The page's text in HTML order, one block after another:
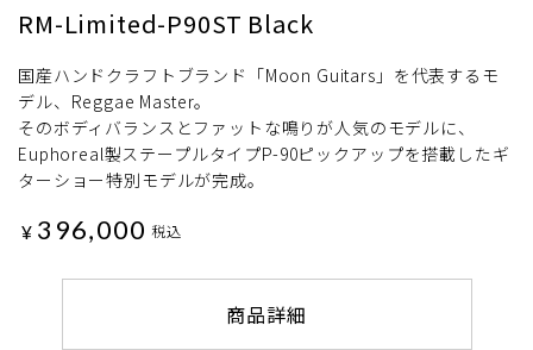
RM-Limited-P90ST Black
国産ハンドクラフトブランド「Moon Guitars」を代表するモ
デル、Reggae Master。
そのボディバランスとファットな鳴りが人気のモデルに、
Euphoreal製ステープルタイプP-90ピックアップを搭載したギ
ターショー特別モデルが完成。
¥ 396,000 税込
商品詳細